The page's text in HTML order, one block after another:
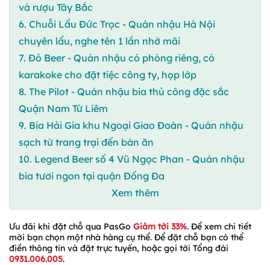
và rượu Tây Bắc
6. Chuỗi Lẩu Đức Trọc - Quán nhậu Hà Nội
chuyên lẩu, nghe tên 1 lần nhớ mãi
7. Đỏ Beer - Quán nhậu có phòng riêng, có
karakoke cho đặt tiệc công ty, họp lớp
8. The Pilot - Quán nhậu bia thủ công đặc sắc
Quận Nam Từ Liêm
9. Bia Hải Gia khu Ngoại Giao Đoàn - Quán nhậu
sạch từ trang trại đến bàn ăn
10. Legend Beer số 4 Vũ Ngọc Phan - Quán nhậu
bia tươi ngon tại quận Đống Đa
Xem thêm
Ưu đãi khi đặt chỗ qua PasGo Giảm tới 33%. Để xem chi tiết
mời bạn chọn một nhà hàng cụ thể. Để đặt chỗ bạn có thể
điền thông tin và đặt trực tuyến, hoặc gọi tới Tổng đài
0931.006.005.